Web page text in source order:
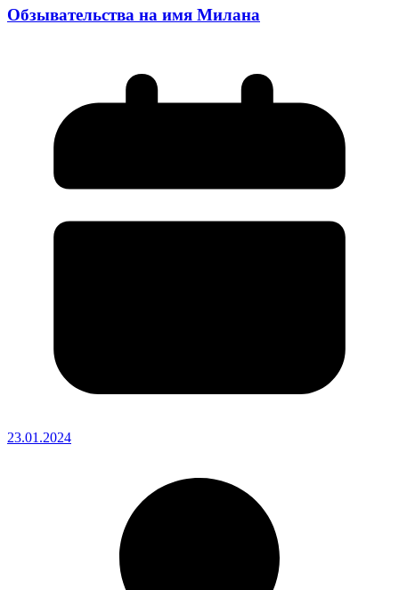
Обзывательства на имя Милана
23.01.2024